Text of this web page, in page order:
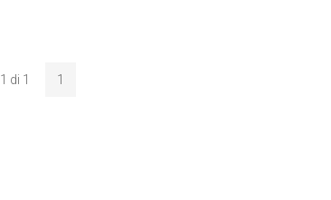
di 1 1